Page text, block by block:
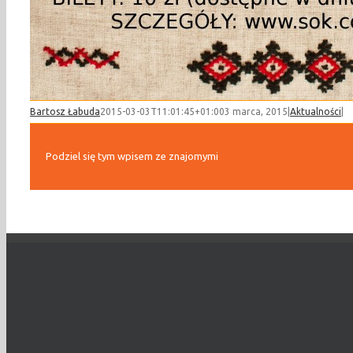
Bartosz Łabuda2015-03-03T11:01:45+01:003 marca, 2015 Aktualności
Podziel się tym wpisem ze znajomymi